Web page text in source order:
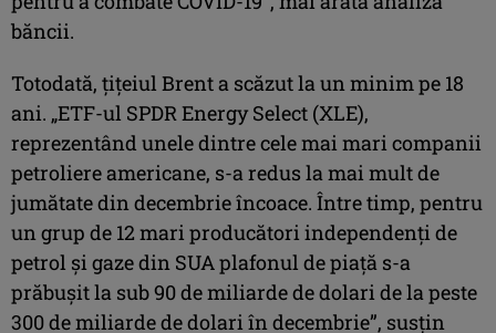
băncii.
Totodată, ţiţeiul Brent a scăzut la un minim pe 18
ani. „ETF-ul SPDR Energy Select (XLE),
reprezentând unele dintre cele mai mari companii
petroliere americane, s-a redus la mai mult de
jumătate din decembrie încoace. Între timp, pentru
un grup de 12 mari producători independenţi de
petrol şi gaze din SUA plafonul de piaţă s-a
prăbuşit la sub 90 de miliarde de dolari de la peste
300 de miliarde de dolari în decembrie”, susţin